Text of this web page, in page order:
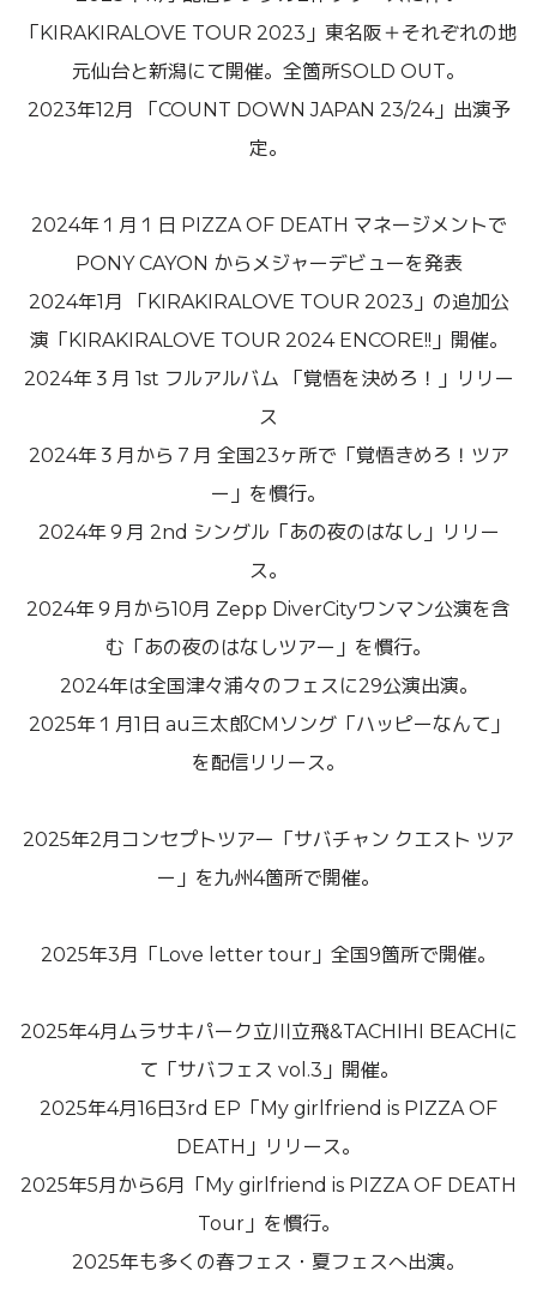
「KIRAKIRALOVE TOUR 2023」東名阪＋それぞれの地
元仙台と新潟にて開催。全箇所SOLD OUT。
2023年12月 「COUNT DOWN JAPAN 23/24」出演予
定。
2024年１月１日 PIZZA OF DEATH マネージメントで
PONY CAYON からメジャーデビューを発表
2024年1月 「KIRAKIRALOVE TOUR 2023」の追加公
演「KIRAKIRALOVE TOUR 2024 ENCORE!!」開催。
2024年３月 1st フルアルバム 「覚悟を決めろ！」リリー
ス
2024年３月から７月 全国23ヶ所で「覚悟きめろ！ツア
ー」を慣行。
2024年９月 2nd シングル「あの夜のはなし」リリー
ス。
2024年９月から10月 Zepp DiverCityワンマン公演を含
む「あの夜のはなしツアー」を慣行。
2024年は全国津々浦々のフェスに29公演出演。
2025年１月1日 au三太郎CMソング「ハッピーなんて」
を配信リリース。
2025年2月コンセプトツアー「サバチャン クエスト ツア
ー」を九州4箇所で開催。
2025年3月「Love letter tour」全国9箇所で開催。
2025年4月ムラサキパーク立川立飛&TACHIHI BEACHに
て「サバフェス vol.3」開催。
2025年4月16日3rd EP「My girlfriend is PIZZA OF
DEATH」リリース。
2025年5月から6月「My girlfriend is PIZZA OF DEATH
Tour」を慣行。
2025年も多くの春フェス・夏フェスへ出演。